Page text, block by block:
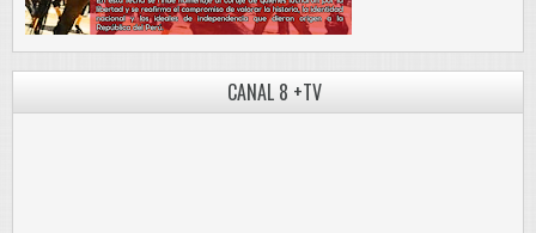
CANAL 8 +TV